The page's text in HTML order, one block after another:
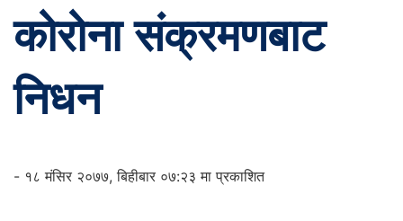
कोरोना संक्रमणबाट
निधन
- १८ मंसिर २०७७, बिहीबार ०७:२३ मा प्रकाशित